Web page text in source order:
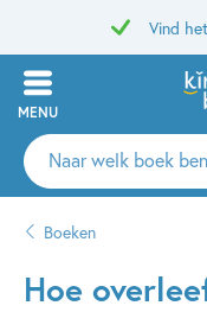
Vind
MENU
Zoeken
naar
auteurs
uitgevers
Boeken
Hoe